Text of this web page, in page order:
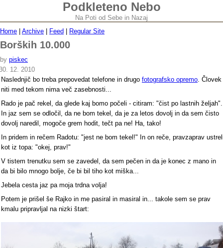
Podkleteno Nebo
Na Poti od Sebe in Nazaj
Home
Archive Feed Regular Site
Borških 10.000
by piskec
12. 2010
Naslednjič bo treba prepovedat telefone in drugo fotografsko opremo. Človek
niti med tekom nima več zasebnosti...
Rado je pač rekel, da glede kaj bomo počeli - citiram: "čist po lastnih željah".
In jaz sem se odločil, da ne bom tekel, da je za letos dovolj in da sem čisto
dovolj naredil, mogoče grem hodit, tečt pa ne! Ha, tako!
In pridem in rečem Radotu: "jest ne bom tekel!" In on reče, pravzaprav
kot iz topa: "okej, prav!"
V tistem trenutku sem se zavedel, da sem pečen in da je konec z mano in
da bi bilo mnogo bolje, če bi bil tiho kot miška...
Jebela cesta jaz pa moja trdna volja!
Potem je prišel še Rajko in me pasiral in masiral in... takole sem se prav
kmalu pripravljal na nizki štart: